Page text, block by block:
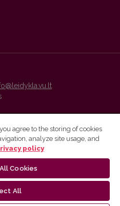
and metadata are distributed by
agree to the storing of cookies
analyze site usage, and
policy
Cookies
All